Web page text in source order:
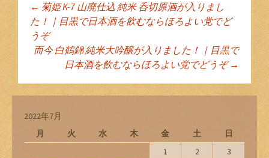
投稿ナビゲーショ
ン
← 菊姫 K-7 山廃仕込 純米 呑切原酒が入りまし
た！｜目黒で日本酒を飲むならほろよい党でど
うぞ
而今 白鶴錦 純米大吟醸が入りました！｜目黒で
日本酒を飲むならほろよい党でどうぞ→
2022年7月
月
火 水 木 金 土 日
1 2
3